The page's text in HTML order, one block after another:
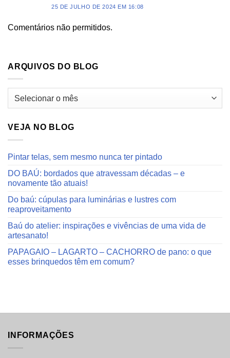
25 DE JULHO DE 2024 EM 16:08
Comentários não permitidos.
ARQUIVOS DO BLOG
Arquivos
VEJA NO BLOG
Pintar telas, sem mesmo nunca ter pintado
DO BAÚ: bordados que atravessam décadas – e
novamente tão atuais!
Do baú: cúpulas para luminárias e lustres com
reaproveitamento
Baú do atelier: inspirações e vivências de uma vida de
artesanato!
PAPAGAIO – LAGARTO – CACHORRO de pano: o que
esses brinquedos têm em comum?
INFORMAÇÕES